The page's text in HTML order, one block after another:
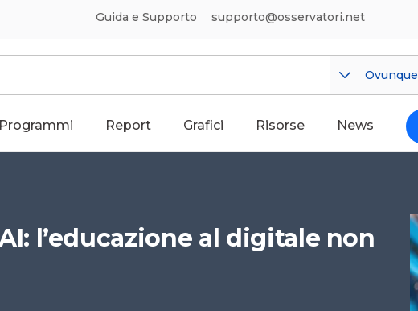
Guida e Supporto supporto@osservatori.net
Ovunque
Programmi Report Grafici Risorse News
l’educazione al digitale non